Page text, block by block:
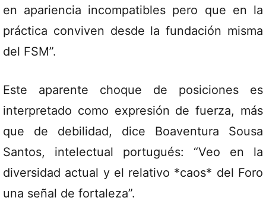
en apariencia incompatibles pero que en la
práctica conviven desde la fundación misma
del FSM”.
Este aparente choque de posiciones es
interpretado como expresión de fuerza, más
que de debilidad, dice Boaventura Sousa
Santos, intelectual portugués: “Veo en la
diversidad actual y el relativo *caos* del Foro
una señal de fortaleza”.